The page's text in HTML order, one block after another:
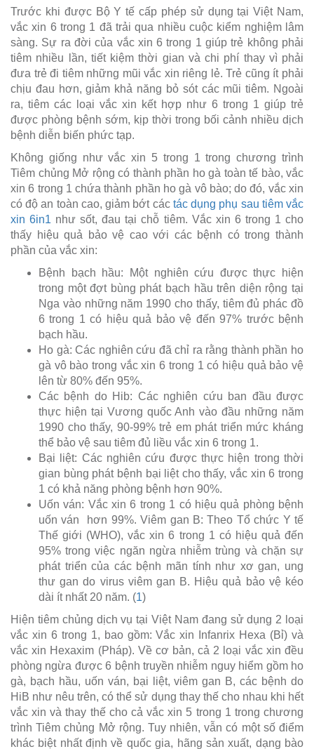
Trước khi được Bộ Y tế cấp phép sử dụng tại Việt Nam,
vắc xin 6 trong 1 đã trải qua nhiều cuộc kiểm nghiệm lâm
sàng. Sự ra đời của vắc xin 6 trong 1 giúp trẻ không phải
tiêm nhiều lần, tiết kiệm thời gian và chi phí thay vì phải
đưa trẻ đi tiêm những mũi vắc xin riêng lẻ. Trẻ cũng ít phải
chịu đau hơn, giảm khả năng bỏ sót các mũi tiêm. Ngoài
ra, tiêm các loại vắc xin kết hợp như 6 trong 1 giúp trẻ
được phòng bệnh sớm, kịp thời trong bối cảnh nhiều dịch
bệnh diễn biến phức tạp.
Không giống như vắc xin 5 trong 1 trong chương trình
Tiêm chủng Mở rộng có thành phần ho gà toàn tế bào, vắc
xin 6 trong 1 chứa thành phần ho gà vô bào; do đó, vắc xin
có độ an toàn cao, giảm bớt các tác dụng phụ sau tiêm vắc
xin 6in1 như sốt, đau tại chỗ tiêm. Vắc xin 6 trong 1 cho
thấy hiệu quả bảo vệ cao với các bệnh có trong thành
phần của vắc xin:
Bệnh bạch hầu: Một nghiên cứu được thực hiện
trong một đợt bùng phát bạch hầu trên diện rộng tại
Nga vào những năm 1990 cho thấy, tiêm đủ phác đồ
6 trong 1 có hiệu quả bảo vệ đến 97% trước bệnh
bạch hầu.
Ho gà: Các nghiên cứu đã chỉ ra rằng thành phần ho
gà vô bào trong vắc xin 6 trong 1 có hiệu quả bảo vệ
lên từ 80% đến 95%.
Các bệnh do Hib: Các nghiên cứu ban đầu được
thực hiện tại Vương quốc Anh vào đầu những năm
1990 cho thấy, 90-99% trẻ em phát triển mức kháng
thể bảo vệ sau tiêm đủ liều vắc xin 6 trong 1.
Bại liệt: Các nghiên cứu được thực hiện trong thời
gian bùng phát bệnh bại liệt cho thấy, vắc xin 6 trong
1 có khả năng phòng bệnh hơn 90%.
Uốn ván: Vắc xin 6 trong 1 có hiệu quả phòng bệnh
uốn ván hơn 99%. Viêm gan B: Theo Tổ chức Y tế
Thế giới (WHO), vắc xin 6 trong 1 có hiệu quả đến
95% trong việc ngăn ngừa nhiễm trùng và chặn sự
phát triển của các bệnh mãn tính như xơ gan, ung
thư gan do virus viêm gan B. Hiệu quả bảo vệ kéo
dài ít nhất 20 năm. (1)
Hiện tiêm chủng dịch vụ tại Việt Nam đang sử dụng 2 loại
vắc xin 6 trong 1, bao gồm: Vắc xin Infanrix Hexa (Bỉ) và
vắc xin Hexaxim (Pháp). Về cơ bản, cả 2 loại vắc xin đều
phòng ngừa được 6 bệnh truyền nhiễm nguy hiểm gồm ho
gà, bạch hầu, uốn ván, bại liệt, viêm gan B, các bệnh do
HiB như nêu trên, có thể sử dụng thay thế cho nhau khi hết
vắc xin và thay thế cho cả vắc xin 5 trong 1 trong chương
trình Tiêm chủng Mở rộng. Tuy nhiên, vẫn có một số điểm
khác biệt nhất định về quốc gia, hãng sản xuất, dạng bào